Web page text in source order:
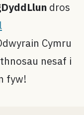
dros
Cymru
nesaf i
fyw!